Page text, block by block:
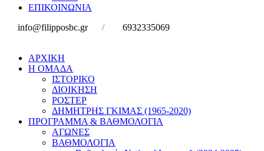
ΕΠΙΚΟΙΝΩΝΙΑ
info@filipposbc.gr
/ 6932335069
ΑΡΧΙΚΗ
Η ΟΜΑΔΑ
ΙΣΤΟΡΙΚΟ
ΔΙΟΙΚΗΣΗ
ΡΟΣΤΕΡ
ΔΗΜΗΤΡΗΣ ΓΚΙΜΑΣ (1965-2020)
ΠΡΟΓΡΑΜΜΑ & ΒΑΘΜΟΛΟΓΙΑ
ΑΓΩΝΕΣ
ΒΑΘΜΟΛΟΓΙΑ